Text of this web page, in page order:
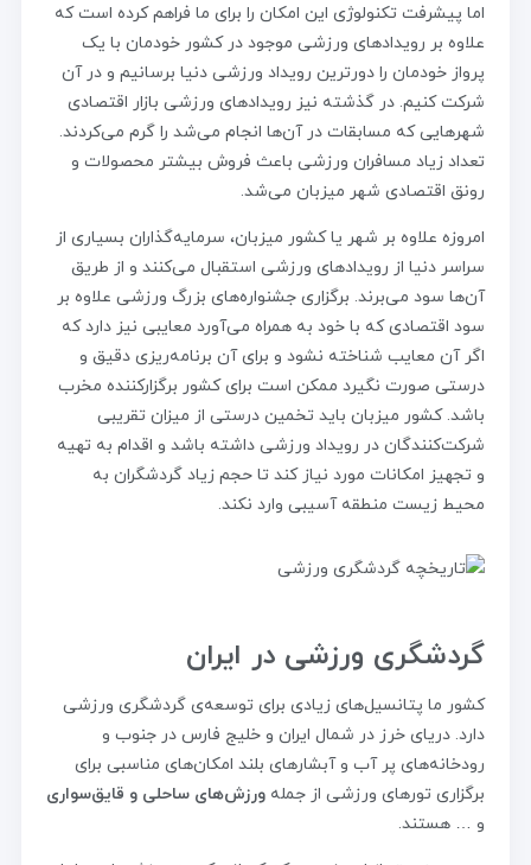
اما پیشرفت تکنولوژی این امکان را برای ما فراهم کرده است که
علاوه بر رویدادهای ورزشی موجود در کشور خودمان با یک
پرواز خودمان را دورترین رویداد ورزشی دنیا برسانیم و در آن
شرکت کنیم. در گذشته نیز رویدادهای ورزشی بازار اقتصادی
شهرهایی که مسابقات در آن‌ها انجام می‌شد را گرم می‌کردند.
تعداد زیاد مسافران ورزشی باعث فروش بیشتر محصولات و
رونق اقتصادی شهر میزبان می‌شد.
امروزه علاوه بر شهر یا کشور میزبان، سرمایه‌‌گذاران بسیاری از
سراسر دنیا از رویدادهای ورزشی استقبال می‌کنند و از طریق
آن‌ها سود می‌برند. برگزاری جشنواره‌های بزرگ ورزشی علاوه بر
سود اقتصادی که با خود به همراه می‌آورد معایبی نیز دارد که
اگر آن معایب شناخته نشود و برای آن برنامه‌ریزی دقیق و
درستی صورت نگیرد ممکن است برای کشور برگزارکننده مخرب
باشد. کشور میزبان باید تخمین درستی از میزان تقریبی
شرکت‌کنندگان در رویداد ورزشی داشته باشد و اقدام به تهیه
و تجهیز امکانات مورد نیاز کند تا حجم زیاد گردشگران به
محیط زیست منطقه آسیبی وارد نکند.
گردشگری ورزشی در ایران
کشور ما پتانسیل‌های زیادی برای توسعه‌ی گردشگری ورزشی
دارد. دریای خرز در شمال ایران و خلیج فارس در جنوب و
رودخانه‌های پر آب و آبشارهای بلند امکان‌های مناسبی برای
برگزاری تورهای ورزشی از جمله ورزش‌های ساحلی و قایق‌سواری
و … هستند.